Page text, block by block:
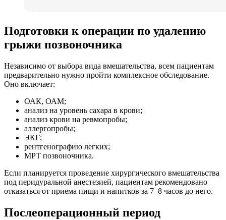
Подготовки к операции по удалению
грыжи позвоночника
Независимо от выбора вида вмешательства, всем пациентам
предварительно нужно пройти комплексное обследование.
Оно включает:
ОАК, ОАМ;
анализ на уровень сахара в крови;
анализ крови на ревмопробы;
аллергопробы;
ЭКГ;
рентгенографию легких;
МРТ позвоночника.
Если планируется проведение хирургического вмешательства
под перидуральной анестезией, пациентам рекомендовано
отказаться от приема пищи и напитков за 7–8 часов до него.
Послеоперационный период